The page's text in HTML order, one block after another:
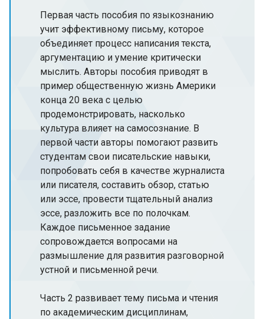
Первая часть пособия по языкознанию
учит эффективному письму, которое
объединяет процесс написания текста,
аргументацию и умение критически
мыслить. Авторы пособия приводят в
пример общественную жизнь Америки
конца 20 века с целью
продемонстрировать, насколько
культура влияет на самосознание. В
первой части авторы помогают развить
студентам свои писательские навыки,
попробовать себя в качестве журналиста
или писателя, составить обзор, статью
или эссе, провести тщательный анализ
эссе, разложить все по полочкам.
Каждое письменное задание
сопровождается вопросами на
размышление для развития разговорной
устной и письменной речи.
Часть 2 развивает тему письма и чтения
по академическим дисциплинам,